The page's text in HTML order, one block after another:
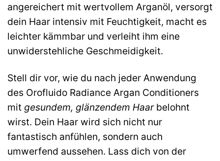
angereichert mit wertvollem Arganöl, versorgt
dein Haar intensiv mit Feuchtigkeit, macht es
leichter kämmbar und verleiht ihm eine
unwiderstehliche Geschmeidigkeit.
Stell dir vor, wie du nach jeder Anwendung
des Orofluido Radiance Argan Conditioners
mit gesundem, glänzendem Haarbelohnt
wirst. Dein Haar wird sich nicht nur
fantastisch anfühlen, sondern auch
umwerfend aussehen. Lass dich von der